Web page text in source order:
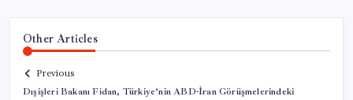
Other Articles
Previous
Dışişleri Bakanı Fidan, Türkiye’nin ABD-İran Görüşmelerindeki